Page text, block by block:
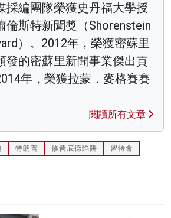
採編團隊榮獲史丹福大學授
倫斯特新聞獎（Shorenstein
）。2012年，榮獲密蘇里
發的密蘇里新聞事業傑出貢
年，榮獲拉蒙．麥格賽賽
閱讀所有文章
特朗普 修昔底德陷阱 習特會